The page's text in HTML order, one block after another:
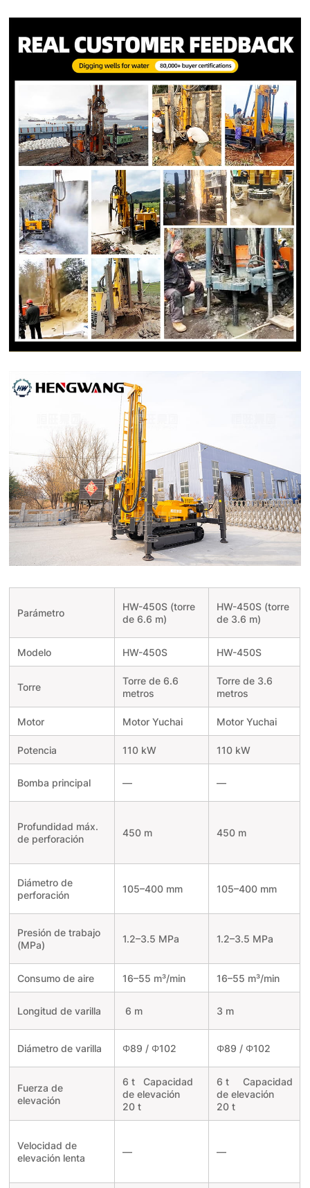
Parámetro
HW-450S (torre
de 6.6 m)
HW-450S (torre
de 3.6 m)
Modelo HW-450S HW-450S
Torre
Torre de 6.6
metros
Torre de 3.6
metros
Motor Motor Yuchai Motor Yuchai
Potencia 110 kW 110 kW
Bomba principal — —
Profundidad máx.
de perforación
450 m 450 m
Diámetro de
perforación
105–400 mm 105–400 mm
Presión de trabajo
(MPa)
1.2–3.5 MPa 1.2–3.5 MPa
Consumo de aire 16–55 m³/min 16–55 m³/min
Longitud de varilla 6 m 3 m
Diámetro de varilla Φ89 / Φ102 Φ89 / Φ102
Fuerza de
elevación
6 t Capacidad
de elevación
20t
6 t Capacidad
de elevación
20t
Velocidad de
elevación lenta
— —